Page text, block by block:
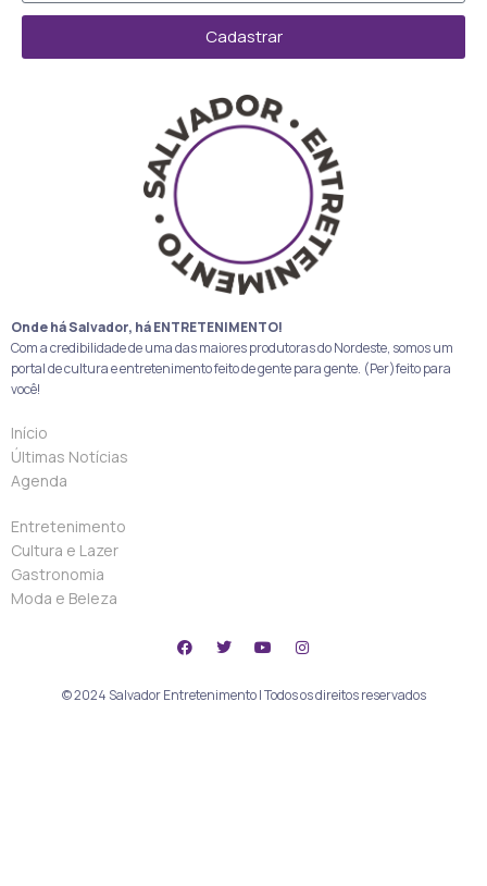
Cadastrar
Onde há Salvador, há ENTRETENIMENTO!
Com a credibilidade de uma das maiores produtoras do Nordeste, somos um
portal de cultura e entretenimento feito de gente para gente. (Per)feito para
você!
Início
Últimas Notícias
Agenda
Entretenimento
Cultura e Lazer
Gastronomia
Moda e Beleza
© 2024 Salvador Entretenimento | Todos os direitos reservados